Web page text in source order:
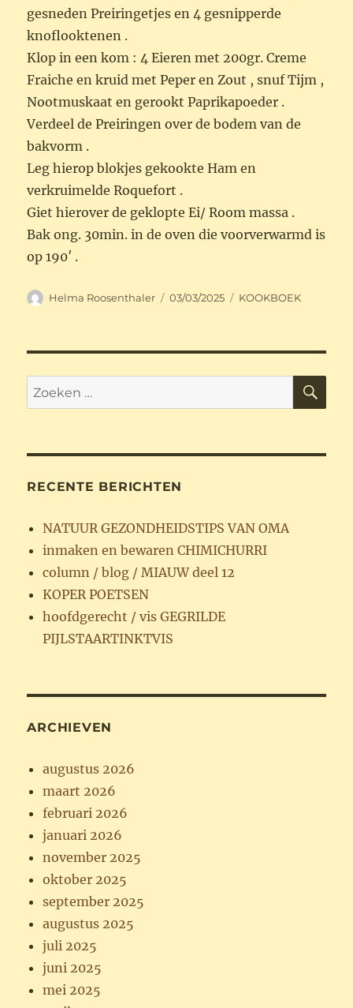
gesneden Preiringetjes en 4 gesnipperde
knoflooktenen .
Klop in een kom : 4 Eieren met 200gr. Creme
Fraiche en kruid met Peper en Zout , snuf Tijm ,
Nootmuskaat en gerookt Paprikapoeder .
Verdeel de Preiringen over de bodem van de
bakvorm .
Leg hierop blokjes gekookte Ham en
verkruimelde Roquefort .
Giet hierover de geklopte Ei/ Room massa .
Bak ong. 30min. in de oven die voorverwarmd is
op 190′ .
Auteur
Helma Roosenthaler
Geplaatst
03/03/2025 Categorieën
KOOKBOEK
Zoeken
naar:
RECENTE BERICHTEN
NATUUR GEZONDHEIDSTIPS VAN OMA
inmaken en bewaren CHIMICHURRI
column / blog / MIAUW deel 12
KOPER POETSEN
hoofdgerecht / vis GEGRILDE
PIJLSTAARTINKTVIS
ARCHIEVEN
augustus 2026
maart 2026
februari 2026
januari 2026
november 2025
oktober 2025
september 2025
augustus 2025
juli 2025
juni 2025
mei 2025